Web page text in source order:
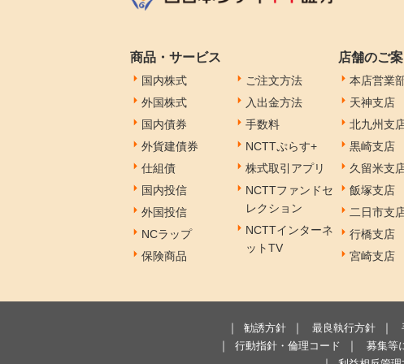
商品・サービス
国内株式
外国株式
国内債券
外貨建債券
仕組債
国内投信
外国投信
NCラップ
保険商品
ご注文方法
入出金方法
手数料
NCTTぷらす+
株式取引アプリ
NCTTファンドセ
レクション
NCTTインターネ
ットTV
店舗のご
本店営業
天神支店
北九州支
黒崎支店
久留米支
飯塚支店
二日市支
行橋支店
宮崎支店
勧誘方針 最良執行方針
行動指針・倫理コード
募集等